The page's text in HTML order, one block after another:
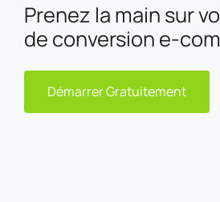
Prenez la main sur
de conversion e-
Démarrer Gratuitement